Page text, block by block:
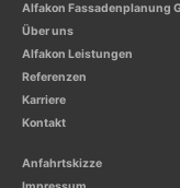
Alfakon Fassadenplanung
Über uns
Alfakon Leistungen
Referenzen
Karriere
Kontakt
Anfahrtskizze